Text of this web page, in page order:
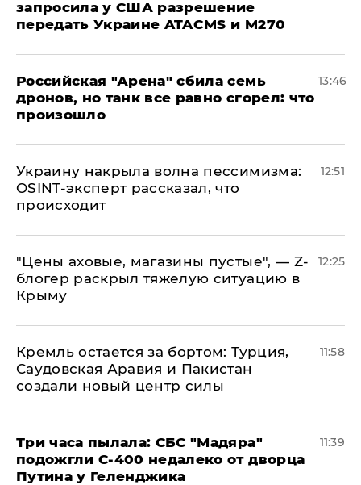
запросила у США разрешение
передать Украине ATACMS и M270
​Российская "Арена" сбила семь
дронов, но танк все равно сгорел: что
произошло
13:46
​Украину накрыла волна пессимизма:
OSINT-эксперт рассказал, что
происходит
12:51
​"Цены аховые, магазины пустые", — Z-
блогер раскрыл тяжелую ситуацию в
Крыму
12:25
​Кремль остается за бортом: Турция,
Саудовская Аравия и Пакистан
создали новый центр силы
11:58
Три часа пылала: СБС "Мадяра"
подожгли С-400 недалеко от дворца
Путина у Геленджика
11:39